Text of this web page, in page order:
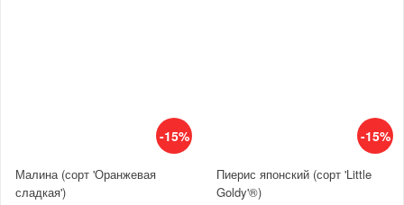
-15%
Малина (сорт 'Оранжевая
сладкая')
-15%
Пиерис японский (сорт 'Little
Goldy'®)